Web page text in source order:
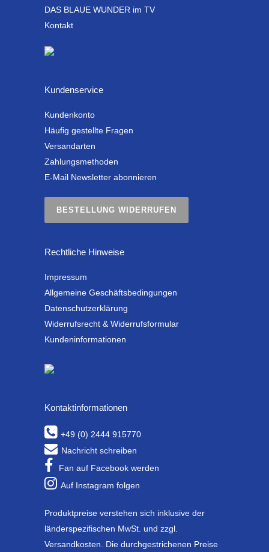
DAS BLAUE WUNDER im TV
Kontakt
Kundenservice
Kundenkonto
Häufig gestellte Fragen
Versandarten
Zahlungsmethoden
E-Mail Newsletter abonnieren
BESTELLUNG WIDERRUFEN
Rechtliche Hinweise
Impressum
Allgemeine Geschäftsbedingungen
Datenschutzerklärung
Widerrufsrecht & Widerrufsformular
Kundeninformationen
Kontaktinformationen
+49 (0) 2444 915770
Nachricht schreiben
Fan auf Facebook werden
Auf Instagram folgen
Produktpreise verstehen sich inklusive der
länderspezifischen MwSt. und zzgl.
Versandkosten. Die durchgestrichenen Preise